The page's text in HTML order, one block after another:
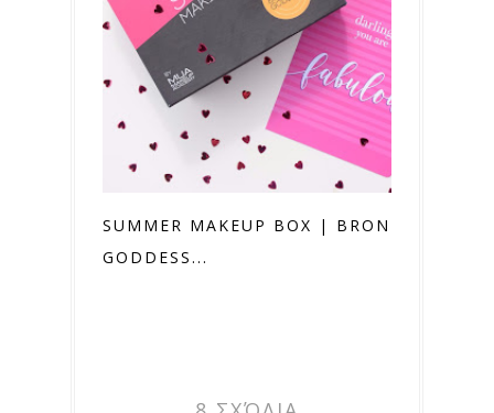
SUMMER MAKEUP BOX | BRONZED
GODDESS...